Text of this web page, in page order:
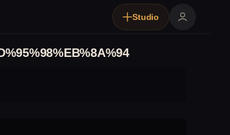
Studio